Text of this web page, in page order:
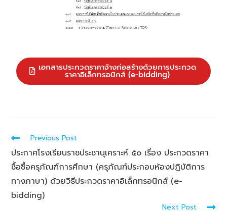
เอกสารประกวดราคาจ้างก่อสร้างด้วยการประกวด
ราคาอิเล็กทรอนิกส์ (e-bidding)
Previous Post
ประกาศโรงเรียนราชประชานุเคราะห์ ๕๐ เรื่อง ประกวดราคา
ซื้อซื้อครุภัณฑ์การศึกษา (ครุภัณฑ์ประกอบห้องปฏิบัติการ
ทางภาษา) ด้วยวิธีประกวดราคาอิเล็กทรอนิกส์ (e-
bidding)
Next Post